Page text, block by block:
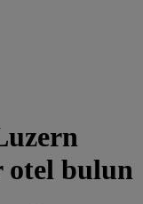
otel bulun